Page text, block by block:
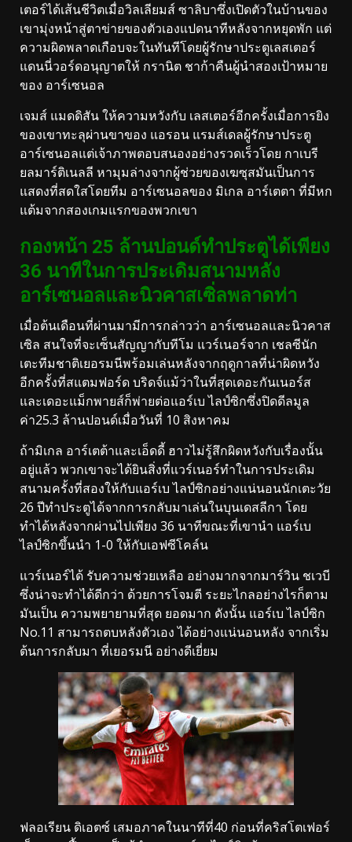
เตอร์ได้เส้นชีวิตเมื่อวิลเลียมส์ ซาลิบาซึ่งเปิดตัวในบ้านของ
เขามุ่งหน้าสู่ตาข่ายของตัวเองแปดนาทีหลังจากหยุดพัก แต่
ความผิดพลาดเกือบจะในทันทีโดยผู้รักษาประตูเลสเตอร์
แดนนี่วอร์ดอนุญาตให้ กรานิต ชาก้าคืนผู้นำสองเป้าหมาย
ของ อาร์เซนอล
เจมส์ แมดดิสัน ให้ความหวังกับ เลสเตอร์อีกครั้งเมื่อการยิง
ของเขาทะลุผ่านขาของ แอรอน แรมส์เดลผู้รักษาประตู
อาร์เซนอลแต่เจ้าภาพตอบสนองอย่างรวดเร็วโดย กาเบรี
ยลมาร์ติเนลลี หามุมล่างจากผู้ช่วยของเฆซุสมันเป็นการ
แสดงที่สดใสโดยทีม อาร์เซนอลของ มิเกล อาร์เตตา ที่มีหก
แต้มจากสองเกมแรกของพวกเขา
กองหน้า 25 ล้านปอนด์ทำประตูได้เพียง
36 นาทีในการประเดิมสนามหลัง
อาร์เซนอลและนิวคาสเซิ่ลพลาดท่า
เมื่อต้นเดือนที่ผ่านมามีการกล่าวว่า อาร์เซนอลและนิวคาส
เซิล สนใจที่จะเซ็นสัญญากับทีโม แวร์เนอร์จาก เชลซีนัก
เตะทีมชาติเยอรมนีพร้อมเล่นหลังจากฤดูกาลที่น่าผิดหวัง
อีกครั้งที่สแตมฟอร์ด บริดจ์แม้ว่าในที่สุดเดอะกันเนอร์ส
และเดอะแม็กพายส์ก็พ่ายต่อแอร์เบ ไลป์ซิกซึ่งปิดดีลมูล
ค่า25.3 ล้านปอนด์เมื่อวันที่ 10 สิงหาคม
ถ้ามิเกล อาร์เตต้าและเอ็ดดี้ ฮาวไม่รู้สึกผิดหวังกับเรื่องนั้น
อยู่แล้ว พวกเขาจะได้ยินสิ่งที่แวร์เนอร์ทำในการประเดิม
สนามครั้งที่สองให้กับแอร์เบ ไลป์ซิกอย่างแน่นอนนักเตะวัย
26 ปีทำประตูได้จากการกลับมาเล่นในบุนเดสลีกา โดย
ทำได้หลังจากผ่านไปเพียง 36 นาทีขณะที่เขานำ แอร์เบ
ไลป์ซิกขึ้นนำ 1-0 ให้กับเอฟซีโคล์น
แวร์เนอร์ได้ รับความช่วยเหลือ อย่างมากจากมาร์วิน ชเวบี
ซึ่งน่าจะทำได้ดีกว่า ด้วยการโจมตี ระยะไกลอย่างไรก็ตาม
มันเป็น ความพยายามที่สุด ยอดมาก ดังนั้น แอร์เบ ไลป์ซิก
No.11 สามารถตบหลังตัวเอง ได้อย่างแน่นอนหลัง จากเริ่ม
ต้นการกลับมา ที่เยอรมนี อย่างดีเยี่ยม
ฟลอเรียน ดิเอตซ์ เสมอภาคในนาทีที่40 ก่อนที่คริสโตเฟอร์